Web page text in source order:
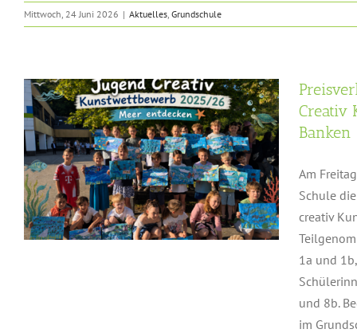
Mittwoch, 24 Juni 2026 | Aktuelles, Grundschule
Creativ
Am
Schule
creativ
1a und
und 8b.
im